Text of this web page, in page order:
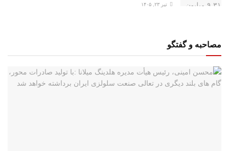
تیر ۲۳, ۱۴۰۵
مصاحبه و گفتگو